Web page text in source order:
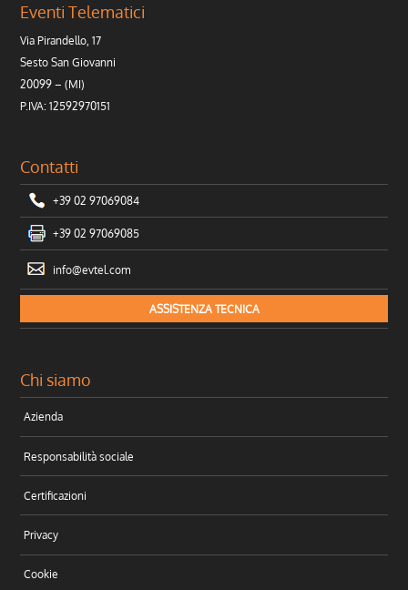
Eventi Telematici
Via Pirandello, 17
Sesto San Giovanni
20099 – (MI)
P.IVA: 12592970151
Contatti
+39 02 97069084
+39 02 97069085
info@evtel.com
ASSISTENZA TECNICA
Chi siamo
Azienda
Responsabilità sociale
Certificazioni
Privacy
Cookie